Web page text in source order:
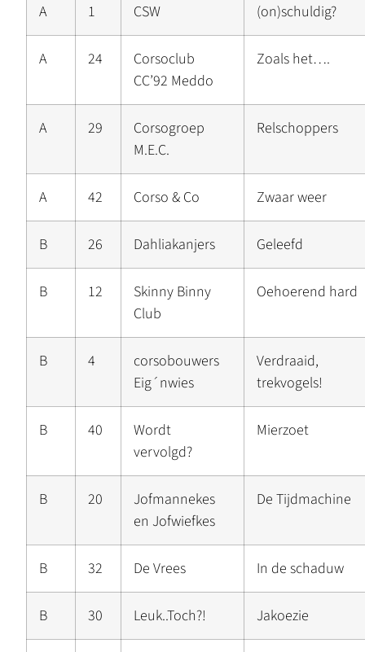
A 1 CSW (on)schuldig?
A 24
Corsoclub
CC’92 Meddo
Zoals het….
A 29
Corsogroep
M.E.C.
Relschoppers
A 42 Corso & Co Zwaar weer
B 26 Dahliakanjers Geleefd
B 12
Skinny Binny
Club
Oehoerend hard
B 4
corsobouwers
Eig´nwies
Verdraaid,
trekvogels!
B 40
Wordt
vervolgd?
Mierzoet
B 20
Jofmannekes
en Jofwiefkes
De Tijdmachine
B 32 De Vrees In de schaduw
B 30 Leuk..Toch?! Jakoezie